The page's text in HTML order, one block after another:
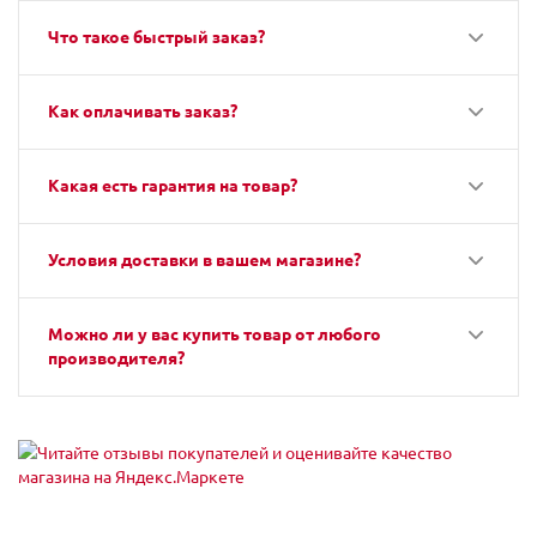
Что такое быстрый заказ?
Как оплачивать заказ?
Какая есть гарантия на товар?
Условия доставки в вашем магазине?
Можно ли у вас купить товар от любого
производителя?